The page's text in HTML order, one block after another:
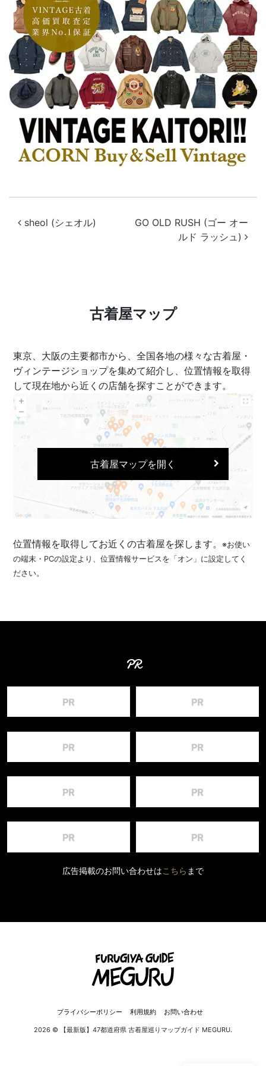
投稿ナビゲーション
sheol (シェオル)
GO OLD RUSH (ゴー オー
ルド ラッシュ)
古着屋マップ
東京、大阪の主要都市から、全国各地の様々な古着屋・
ヴィンテージショップを集めて紹介し、位置情報を取得
して現在地から近くの店舗を探すことができます。
古着屋マップを開く
位置情報を取得してお近くの古着屋を探します。※お使い
の端末・PCの設定より、位置情報サービスを「オン」に設定してく
ださい。
PR
広告掲載のお問い合わせはこちら まで
プライバシーポリシー 利用規約 お問い合わせ
2026 © 【最新版】47都道府県 古着屋巡りマップガイド MEGURU.